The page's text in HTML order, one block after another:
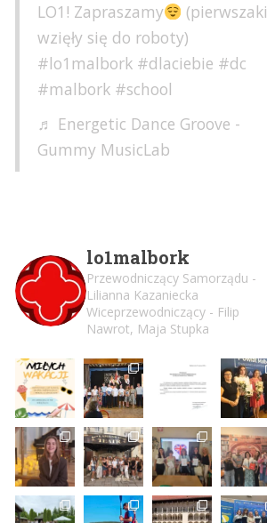
LO1! Zapraszamy
(pierwszaki
wzięły się do roboty)
#lo1malbork #dlaciebie #dc
#malbork #school
♬ Energetic Dance Groove -
Gummy MusicLab
lo1malbork
Przewodniczący Samorządu -
Lilianna Kazaniecka
Wiceprzewodniczący - Filip
Nawrot, Maja Stupka